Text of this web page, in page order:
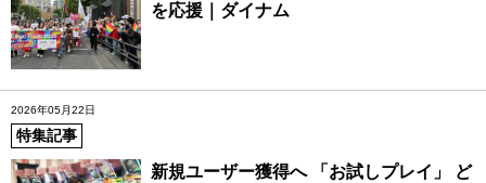
を応援｜ダイナム
2026年05月22日
特集記事
新規ユーザー獲得へ 「お試しプレイ」 ど